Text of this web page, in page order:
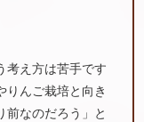
考え方は苦手です
りんご栽培と向き
前なのだろう」と